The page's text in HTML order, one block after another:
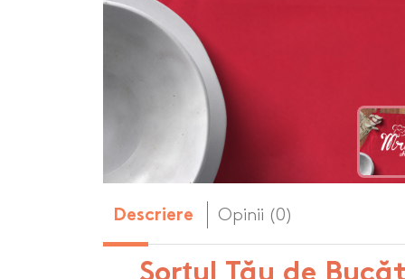
Ghiozdane
Descriere Opinii (0)